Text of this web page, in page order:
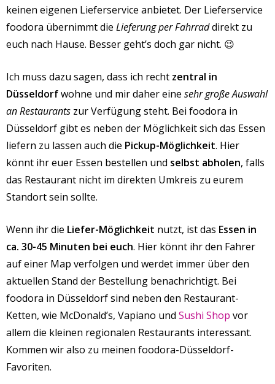
keinen eigenen Lieferservice anbietet. Der Lieferservice
foodora übernimmt die Lieferung per Fahrraddirekt zu
euch nach Hause. Besser geht’s doch gar nicht. 😉
Ich muss dazu sagen, dass ich recht zentral in
Düsseldorfwohne und mir daher eine sehr große Auswahl
an Restaurants zur Verfügung steht. Bei foodora in
Düsseldorf gibt es neben der Möglichkeit sich das Essen
liefern zu lassen auch die Pickup-Möglichkeit. Hier
könnt ihr euer Essen bestellen und selbst abholen, falls
das Restaurant nicht im direkten Umkreis zu eurem
Standort sein sollte.
Wenn ihr die Liefer-Möglichkeit nutzt, ist das Essen in
ca. 30-45 Minuten bei euch. Hier könnt ihr den Fahrer
auf einer Map verfolgen und werdet immer über den
aktuellen Stand der Bestellung benachrichtigt. Bei
foodora in Düsseldorf sind neben den Restaurant-
Ketten, wie McDonald’s, Vapiano und Sushi Shop vor
allem die kleinen regionalen Restaurants interessant.
Kommen wir also zu meinen foodora-Düsseldorf-
Favoriten.